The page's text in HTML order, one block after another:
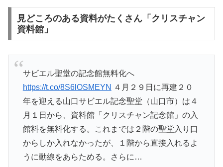
見どころのある資料がたくさん「クリスチャン
資料館」
サビエル聖堂の記念館無料化へ
https://t.co/8S6lOSMEYN ４月２９日に再建２０
年を迎える山口サビエル記念聖堂（山口市）は４
月１日から、資料館「クリスチャン記念館」の入
館料を無料化する。これまでは２階の聖堂入り口
からしか入れなかったが、１階から直接入れるよ
うに動線をあらためる。さらに…